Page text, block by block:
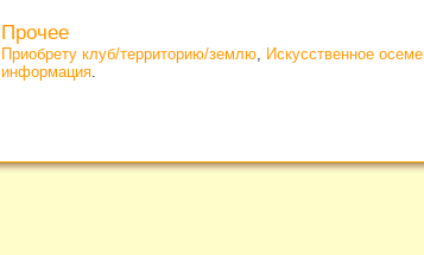
Прочее
Приобрету клуб/территорию/землю, Искусственное
информация.